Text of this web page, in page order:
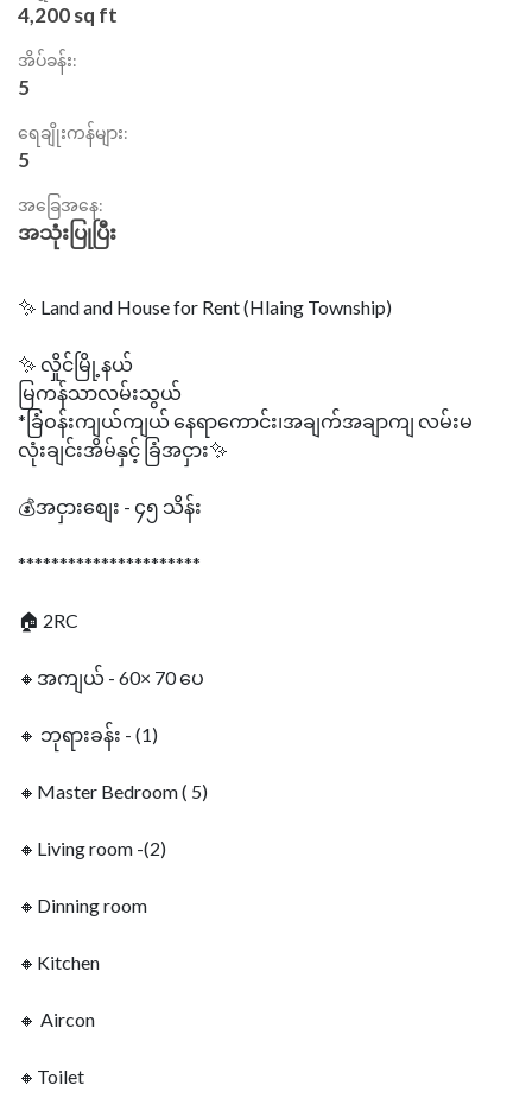
4,200 sq ft
အိပ်ခန်း:
5
ရေချိုးကန်များ:
5
အခြေအနေ:
အသုံးပြုပြီး
✨ Land and House for Rent (Hlaing Township)
✨ လှိုင်မြို့နယ်
မြကန်သာလမ်းသွယ်
*ခြံဝန်းကျယ်ကျယ် နေရာကောင်း၊အချက်အချာကျ လမ်းမ
လုံးချင်းအိမ်နှင့် ခြံအငှား✨
💰အငှားစျေး - ၄၅ သိန်း
**********************
🏠 2RC
🔸အကျယ် - 60× 70 ပေ
🔸 ဘုရားခန်း - (1)
🔸Master Bedroom ( 5)
🔸Living room -(2)
🔸Dinning room
🔸Kitchen
🔸 Aircon
🔸Toilet